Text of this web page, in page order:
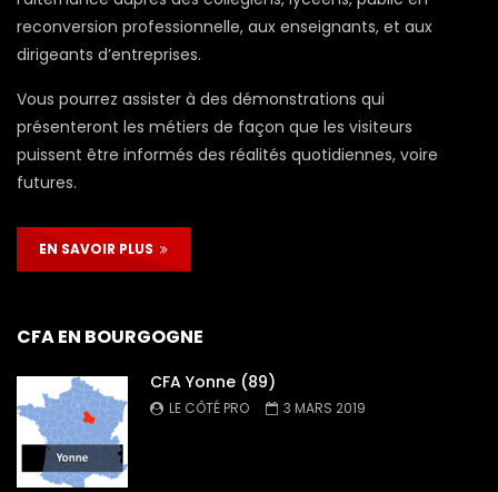
reconversion professionnelle, aux enseignants, et aux
dirigeants d’entreprises.
Vous pourrez assister à des démonstrations qui
présenteront les métiers de façon que les visiteurs
puissent être informés des réalités quotidiennes, voire
futures.
EN SAVOIR PLUS
CFA EN BOURGOGNE
CFA Yonne (89)
LE CÔTÉ PRO 3 MARS 2019